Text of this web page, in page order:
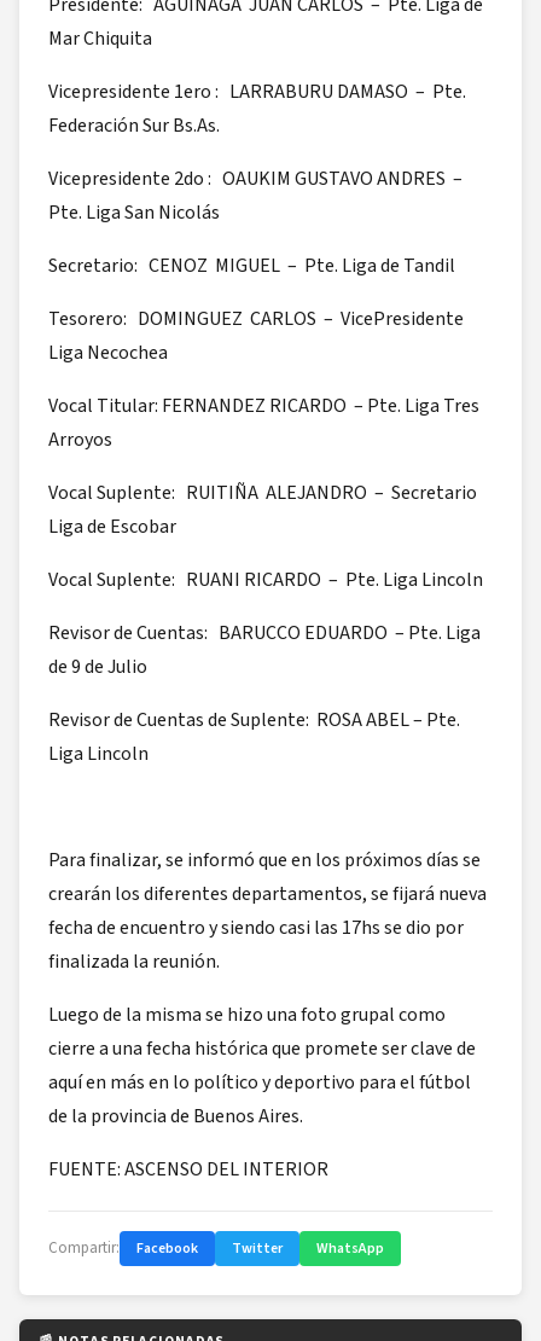
Mar Chiquita
Vicepresidente 1ero : LARRABURU DAMASO – Pte.
Federación Sur Bs.As.
Vicepresidente 2do : OAUKIM GUSTAVO ANDRES –
Pte. Liga San Nicolás
Secretario: CENOZ MIGUEL – Pte. Liga de Tandil
Tesorero: DOMINGUEZ CARLOS – VicePresidente
Liga Necochea
Vocal Titular: FERNANDEZ RICARDO – Pte. Liga Tres
Arroyos
Vocal Suplente: RUITIÑA ALEJANDRO – Secretario
Liga de Escobar
Vocal Suplente: RUANI RICARDO – Pte. Liga Lincoln
Revisor de Cuentas: BARUCCO EDUARDO – Pte. Liga
de 9 de Julio
Revisor de Cuentas de Suplente: ROSA ABEL – Pte.
Liga Lincoln
Para finalizar, se informó que en los próximos días se
crearán los diferentes departamentos, se fijará nueva
fecha de encuentro y siendo casi las 17hs se dio por
finalizada la reunión.
Luego de la misma se hizo una foto grupal como
cierre a una fecha histórica que promete ser clave de
aquí en más en lo político y deportivo para el fútbol
de la provincia de Buenos Aires.
FUENTE: ASCENSO DEL INTERIOR
Compartir: Facebook Twitter WhatsApp